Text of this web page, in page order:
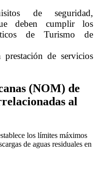
de seguridad,
deben cumplir los
de Turismo de
de servicios
(NOM) de
al
los límites máximos
de aguas residuales en